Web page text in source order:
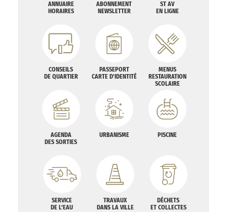
ANNUAIRE
HORAIRES
ABONNEMENT
NEWSLETTER
ST AV
EN LIGNE
CONSEILS
DE QUARTIER
PASSEPORT
CARTE D'IDENTITÉ
MENUS
RESTAURATION
SCOLAIRE
AGENDA
DES SORTIES
URBANISME PISCINE
SERVICE
DE L'EAU
TRAVAUX
DANS LA VILLE
DÉCHETS
ET COLLECTES